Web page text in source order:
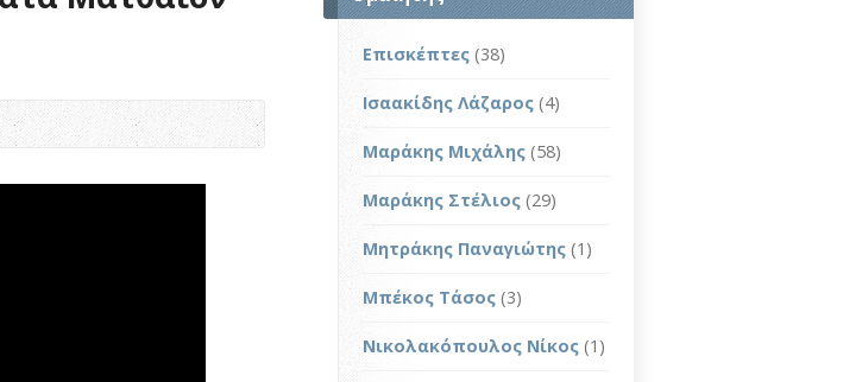
Επισκέπτες (38)
Ισαακίδης Λάζαρος (4)
Μαράκης Μιχάλης (58)
Μαράκης Στέλιος (29)
Μητράκης Παναγιώτης (1)
Μπέκος Τάσος (3)
Νικολακόπουλος Νίκος (1)